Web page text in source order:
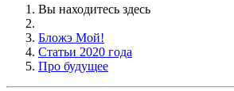
Вы находитесь здесь
Бложэ Мой!
Статьи 2020 года
Про будущее